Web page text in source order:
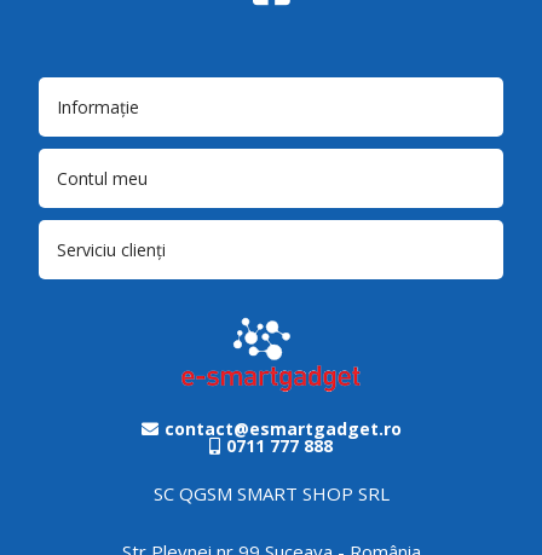
Informație
Contul meu
Serviciu clienți
contact@esmartgadget.ro
0711 777 888
SC QGSM SMART SHOP SRL